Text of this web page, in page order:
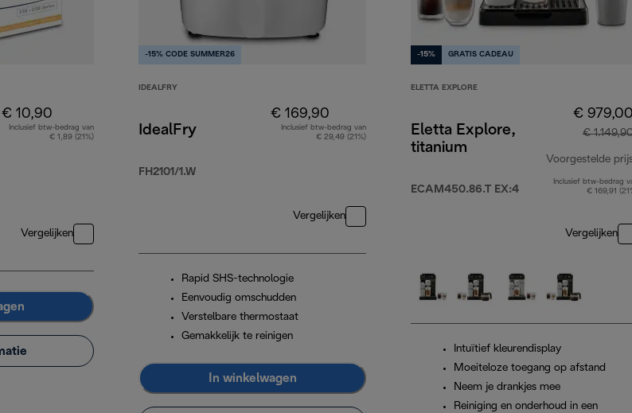
€ 10,90
Inclusief btw-bedrag van
€ 1,89 (21%)
Vergelijken
-15% CODE SUMMER26
IDEALFRY
IdealFry
FH2101/1.W
€ 169,90
Inclusief btw-bedrag van
€ 29,49 (21%)
Vergelijken
Rapid SHS-technologie
Eenvoudig omschudden
Verstelbare thermostaat
Gemakkelijk te reinigen
In winkelwagen
-15% GRATIS CADEAU
ELETTA EXPLORE
Eletta Explore,
titanium
ECAM450.86.T EX:4
€
€
Voorgestelde
Inclusief btw-bedrag
€ 169,91
Vergelijken
Intuïtief kleurendisplay
Moeiteloze toegang op afstand
Neem je drankjes mee
Reiniging en onderhoud in een